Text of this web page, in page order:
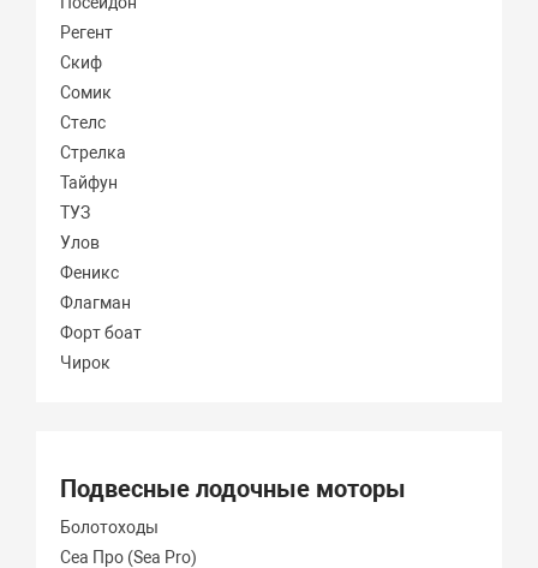
Регент
Скиф
Сомик
Стелс
Стрелка
Тайфун
ТУЗ
Улов
Феникс
Флагман
Форт боат
Чирок
Подвесные лодочные моторы
Болотоходы
Сеа Про (Sea Pro)